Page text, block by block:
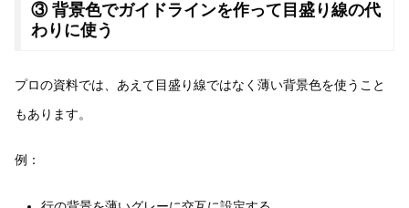
③ 背景色でガイドラインを作って目盛り線の代
わりに使う
プロの資料では、あえて目盛り線ではなく薄い背景色を使うこと
もあります。
例：